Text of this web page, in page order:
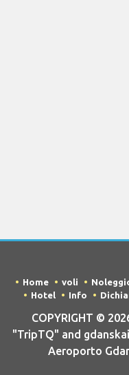
Home voli
Hotel
Info
COPYRIGHT ©
"TripTQ" and
Aeroporto